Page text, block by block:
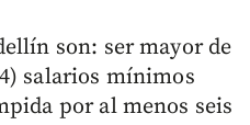
son: ser mayor de
salarios mínimos
por al menos seis